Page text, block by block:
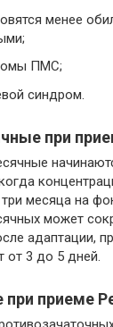
менее
ПМС;
синдром.
при
месяца на
может
адаптации,
от 3 до 5 дней.
приеме